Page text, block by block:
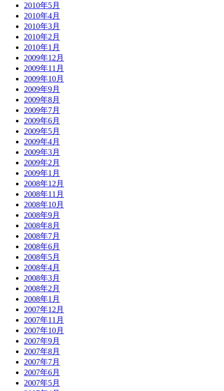
2010年5月
2010年4月
2010年3月
2010年2月
2010年1月
2009年12月
2009年11月
2009年10月
2009年9月
2009年8月
2009年7月
2009年6月
2009年5月
2009年4月
2009年3月
2009年2月
2009年1月
2008年12月
2008年11月
2008年10月
2008年9月
2008年8月
2008年7月
2008年6月
2008年5月
2008年4月
2008年3月
2008年2月
2008年1月
2007年12月
2007年11月
2007年10月
2007年9月
2007年8月
2007年7月
2007年6月
2007年5月